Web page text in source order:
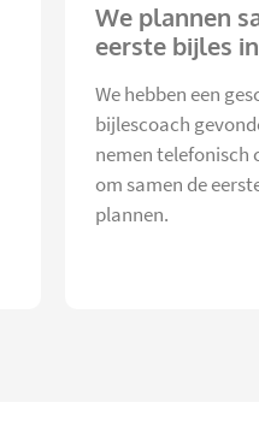
We plannen
eerste bijles
We hebben een
bijlescoach
nemen telefonisch
om samen de
plannen.